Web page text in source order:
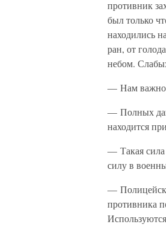
противник
был только
находились
ран, от
небом.
— Нам важно
— Полных
находится
— Такая сила
силу в
—
противника